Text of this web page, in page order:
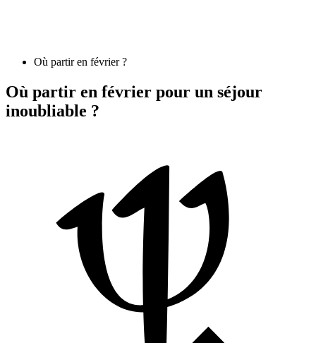
Où partir en février ?
Où partir en février pour un séjour
inoubliable ?